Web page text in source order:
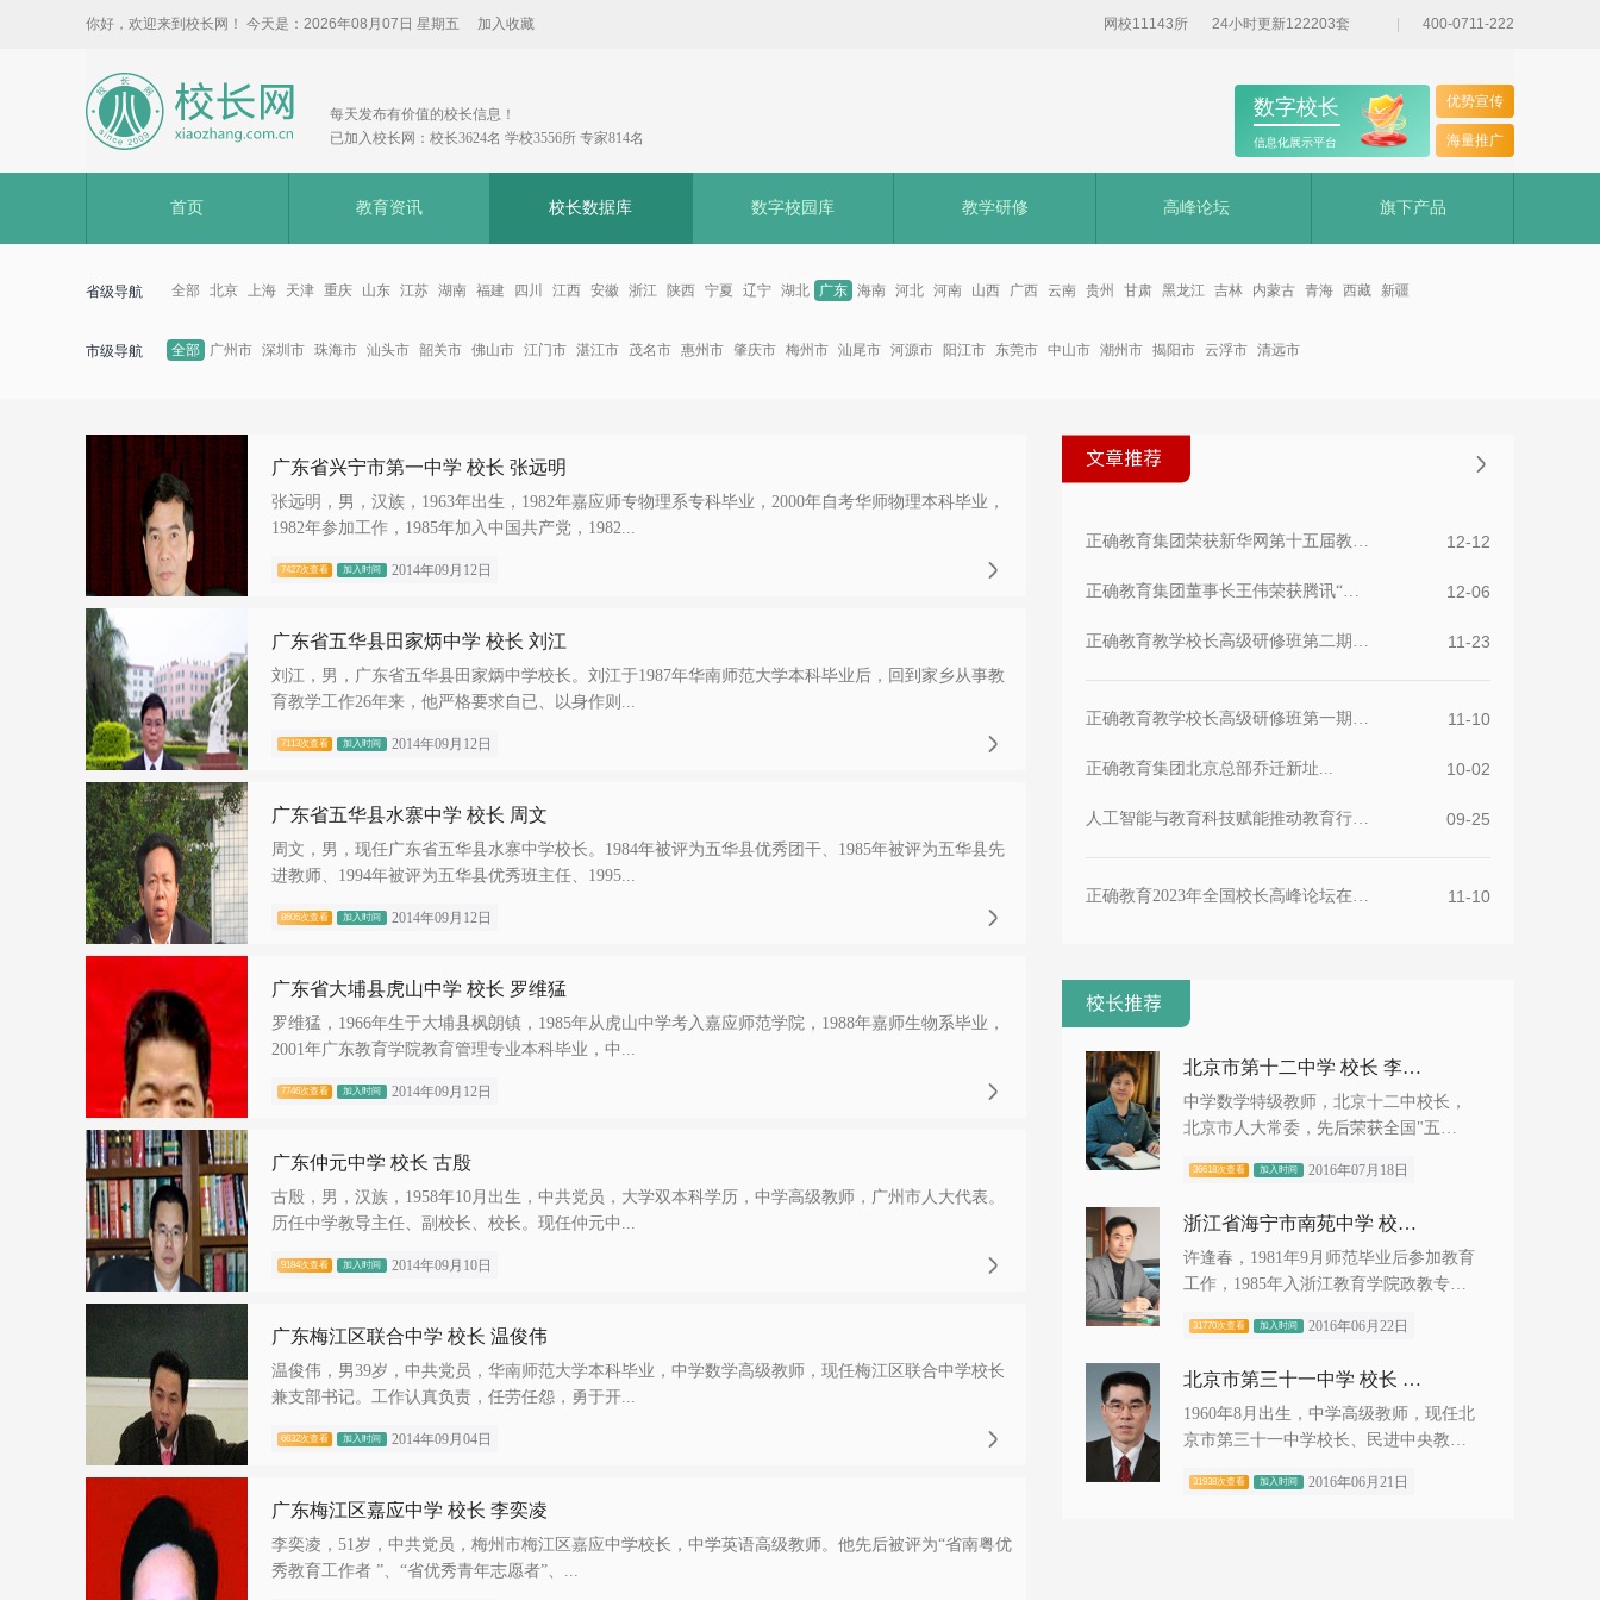
你好，欢迎来到校长网！ 今天是： 2026年08月07日 星期五 加入收藏 400-0711-222
24小时更新122203套
网校11143所
每天发布有价值的校长信息！
已加入校长网：校长3624名 学校3556所 专家814名
优势宣传
海量推广
数字校长
信息化展示平台
首页 教育资讯 校长数据库 数字校园库 教学研修 高峰论坛 旗下产品
省级导航 全部 北京 上海 天津 重庆 山东 江苏 湖南 福建 四川 江西 安徽 浙江 陕西 宁夏 辽宁 湖北 广东 海南 河北 河南 山西 广西 云南 贵州 甘肃 黑龙江 吉林 内蒙古 青海 西藏 新疆
市级导航 全部 广州市 深圳市 珠海市 汕头市 韶关市 佛山市 江门市 湛江市 茂名市 惠州市 肇庆市 梅州市 汕尾市 河源市 阳江市 东莞市 中山市 潮州市 揭阳市 云浮市 清远市
广东省兴宁市第一中学 校长 张远明
张远明，男，汉族，1963年出生，1982年嘉应师专物理系专科毕业，2000年自考华师物理本科毕业，
1982年参加工作，1985年加入中国共产党，1982...
7427次查看 加入时间 2014年09月12日 
广东省五华县田家炳中学 校长 刘江
刘江，男，广东省五华县田家炳中学校长。刘江于1987年华南师范大学本科毕业后，回到家乡从事教
育教学工作26年来，他严格要求自已、以身作则...
7113次查看 加入时间 2014年09月12日 
广东省五华县水寨中学 校长 周文
周文，男，现任广东省五华县水寨中学校长。1984年被评为五华县优秀团干、1985年被评为五华县先
进教师、1994年被评为五华县优秀班主任、1995...
8606次查看 加入时间 2014年09月12日 
广东省大埔县虎山中学 校长 罗维猛
罗维猛，1966年生于大埔县枫朗镇，1985年从虎山中学考入嘉应师范学院，1988年嘉师生物系毕业，
2001年广东教育学院教育管理专业本科毕业，中...
7746次查看 加入时间 2014年09月12日 
广东仲元中学 校长 古殷
古殷，男，汉族，1958年10月出生，中共党员，大学双本科学历，中学高级教师，广州市人大代表。
历任中学教导主任、副校长、校长。现任仲元中...
9184次查看 加入时间 2014年09月10日 
广东梅江区联合中学 校长 温俊伟
温俊伟，男39岁，中共党员，华南师范大学本科毕业，中学数学高级教师，现任梅江区联合中学校长
兼支部书记。工作认真负责，任劳任怨，勇于开...
6632次查看 加入时间 2014年09月04日 
广东梅江区嘉应中学 校长 李奕凌
李奕凌，51岁，中共党员，梅州市梅江区嘉应中学校长，中学英语高级教师。他先后被评为“省南粤优
秀教育工作者 ”、“省优秀青年志愿者”、...

正确教育集团荣获新华网第十五届教育论坛榜样集团优秀... 12-12
正确教育集团董事长王伟荣获腾讯“教育行业影响力人物... 12-06
正确教育教学校长高级研修班第二期在京举办... 11-23
正确教育教学校长高级研修班第一期在京举办... 11-10
正确教育集团北京总部乔迁新址... 10-02
人工智能与教育科技赋能推动教育行业的创新与进步... 09-25
正确教育2023年全国校长高峰论坛在京举办... 11-10
北京市第十二中学 校长 李有毅
中学数学特级教师，北京十二中校长，
北京市人大常委，先后荣获全国"五
国"三八"红旗奖...
36618次查看 加入时间 2016年07月18日
浙江省海宁市南苑中学 校长 许逢春
许逢春，1981年9月师范毕业后参加教育
工作，1985年入浙江教育学院政教专业
任教。1990学年调入海宁市新...
31770次查看 加入时间 2016年06月22日
北京市第三十一中学 校长 张礼斌
1960年8月出生，中学高级教师，现任北
京市第三十一中学校长、民进中央教育
进西城区委主委、北京市政协...
31938次查看 加入时间 2016年06月21日